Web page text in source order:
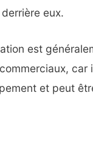
derrière eux.
est
car
et peut